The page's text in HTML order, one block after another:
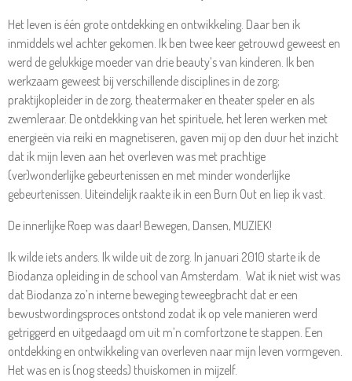
Het leven is één grote ontdekking en ontwikkeling. Daar ben ik
inmiddels wel achter gekomen. Ik ben twee keer getrouwd geweest en
werd de gelukkige moeder van drie beauty’s van kinderen. Ik ben
werkzaam geweest bij verschillende disciplines in de zorg;
praktijkopleider in de zorg, theatermaker en theater speler en als
zwemleraar. De ontdekking van het spirituele, het leren werken met
energieën via reiki en magnetiseren, gaven mij op den duur het inzicht
dat ik mijn leven aan het overleven was met prachtige
(ver)wonderlijke gebeurtenissen en met minder wonderlijke
gebeurtenissen. Uiteindelijk raakte ik in een Burn Out en liep ik vast.
De innerlijke Roep was daar! Bewegen, Dansen, MUZIEK!
Ik wilde iets anders. Ik wilde uit de zorg. In januari 2010 starte ik de
Biodanza opleiding in de school van Amsterdam. Wat ik niet wist was
dat Biodanza zo’n interne beweging teweegbracht dat er een
bewustwordingsproces ontstond zodat ik op vele manieren werd
getriggerd en uitgedaagd om uit m’n comfortzone te stappen. Een
ontdekking en ontwikkeling van overleven naar mijn leven vormgeven.
Het was en is (nog steeds) thuiskomen in mijzelf.